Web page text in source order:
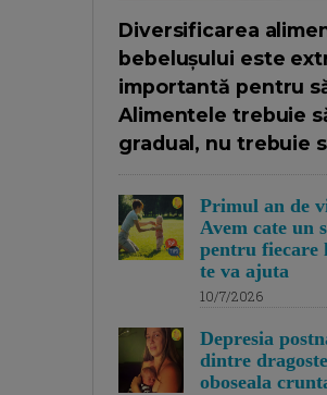
Diversificarea
bebelușului este
importantă pentru
Alimentele trebuie
gradual, nu trebuie
Primul an de
Avem cate un
pentru fiecare
te va ajuta
10/7/2026
Depresia
dintre
oboseala